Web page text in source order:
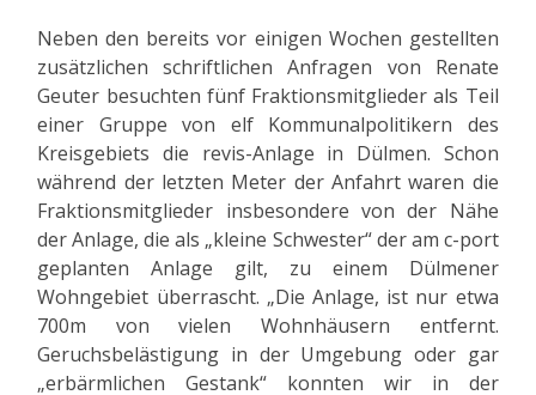
Neben den bereits vor einigen Wochen gestellten
zusätzlichen schriftlichen Anfragen von Renate
Geuter besuchten fünf Fraktionsmitglieder als Teil
einer Gruppe von elf Kommunalpolitikern des
Kreisgebiets die revis-Anlage in Dülmen. Schon
während der letzten Meter der Anfahrt waren die
Fraktionsmitglieder insbesondere von der Nähe
der Anlage, die als „kleine Schwester“ der am c-port
geplanten Anlage gilt, zu einem Dülmener
Wohngebiet überrascht. „Die Anlage, ist nur etwa
700m von vielen Wohnhäusern entfernt.
Geruchsbelästigung in der Umgebung oder gar
„erbärmlichen Gestank“ konnten wir in der